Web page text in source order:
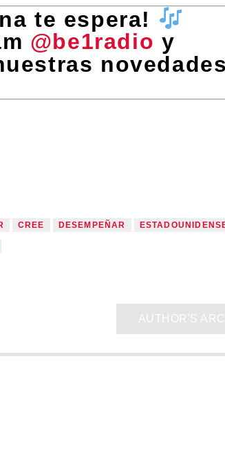
te espera!
@be1radio y
CREE DESEMPEÑAR
AUTHOR'S